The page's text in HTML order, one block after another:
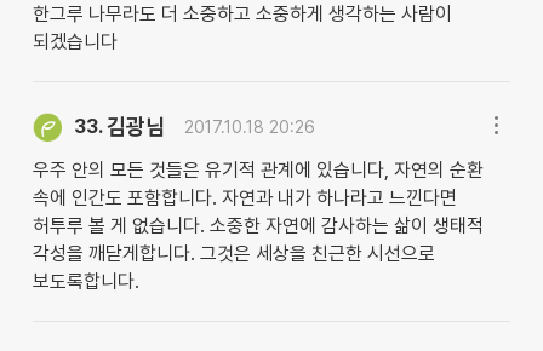
한그루 나무라도 더 소중하고 소중하게 생각하는 사람이
되겠습니다
33.김광님 2017.10.18 20:26
우주 안의 모든 것들은 유기적 관계에 있습니다, 자연의 순환
속에 인간도 포함합니다. 자연과 내가 하나라고 느낀다면
허투루 볼 게 없습니다. 소중한 자연에 감사하는 삶이 생태적
각성을 깨닫게합니다. 그것은 세상을 친근한 시선으로
보도록합니다.